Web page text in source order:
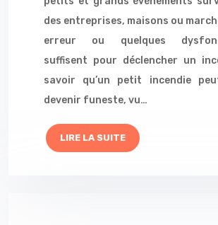
des entreprises, maisons ou
erreur ou quelques
suffisent pour déclencher un
savoir qu’un petit incendie
devenir funeste, vu…
LIRE LA SUITE